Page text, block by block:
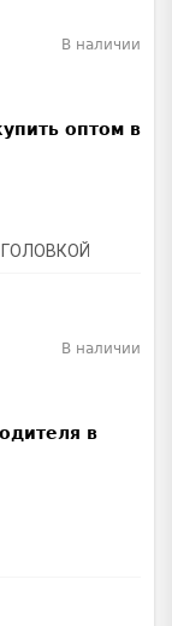
ГОЛОВКОЙ
В наличии
В наличии